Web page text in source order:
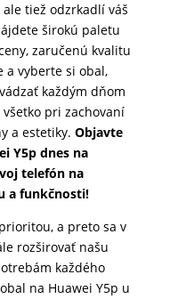
tiež odzrkadlí váš
širokú paletu
zaručenú kvalitu
a vyberte si obal,
každým dňom
pri zachovaní
a estetiky. Objavte
Y5p dnes na
telefón na
a funkčnosti!
a preto sa v
rozširovať našu
každého
na Huawei Y5p u